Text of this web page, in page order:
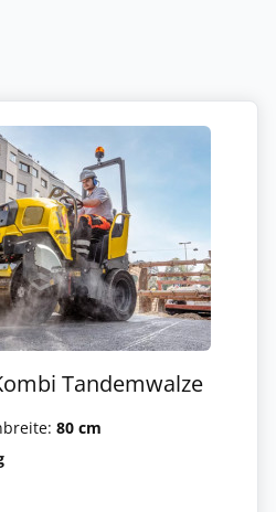
Tandemwalze
80 cm